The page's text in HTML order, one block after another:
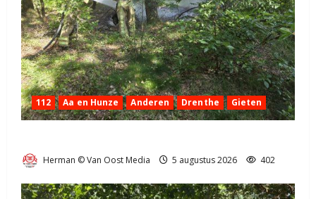
112 Aa en Hunze Anderen Drenthe Gieten
Herman © Van Oost Media 5 augustus 2026 402